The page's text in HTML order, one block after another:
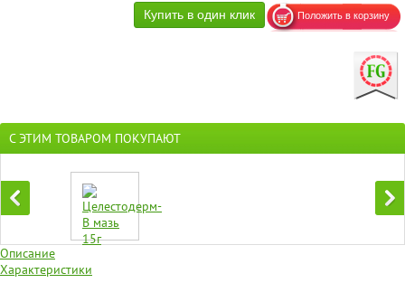
С ЭТИМ ТОВАРОМ ПОКУПАЮТ
Описание
Характеристики